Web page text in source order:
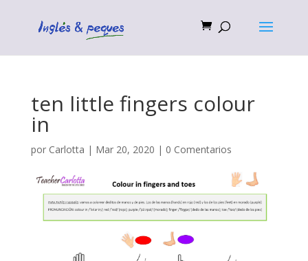
ten little fingers colour
in
por Carlotta | Mar 20, 2020 | 0 Comentarios